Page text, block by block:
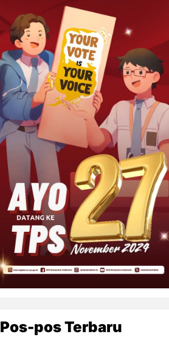
Pos-pos Terbaru